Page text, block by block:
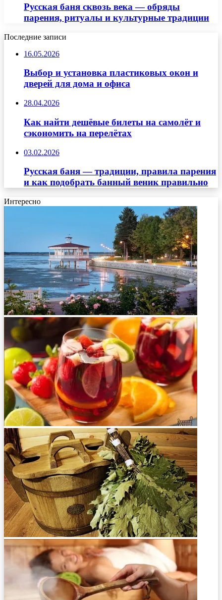
Русская баня сквозь века — обряды
парения, ритуалы и культурные традиции
Последние записи
16.05.2026
Выбор и установка пластиковых окон и
дверей для дома и офиса
28.04.2026
Как найти дешёвые билеты на самолёт и
сэкономить на перелётах
03.02.2026
Русская баня — традиции, правила парения
и как подобрать банный веник правильно
Интересно